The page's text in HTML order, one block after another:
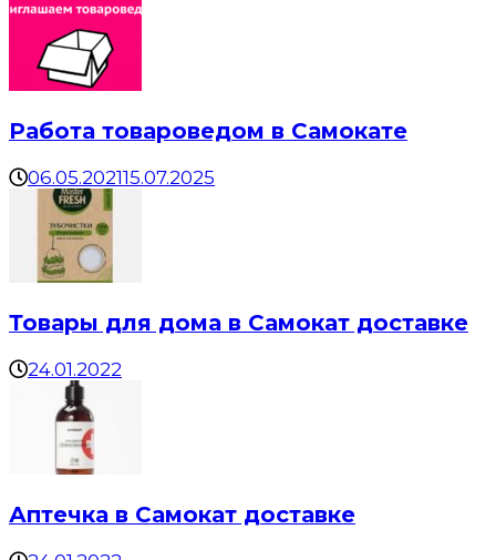
Работа товароведом в Самокате
06.05.202115.07.2025
Товары для дома в Самокат доставке
24.01.2022
Аптечка в Самокат доставке